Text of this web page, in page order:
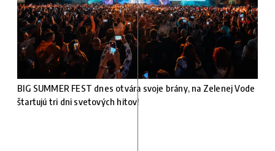
BIG SUMMER FEST dnes otvára svoje brány, na Zelenej Vode
štartujú tri dni svetových hitov!